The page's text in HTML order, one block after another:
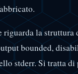
la struttura
bounded,
stderr. Si tratta